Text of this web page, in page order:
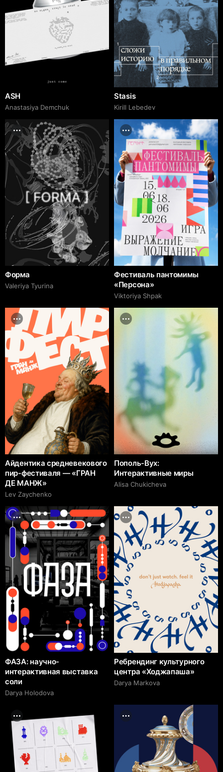
ASH
Anastasiya Demchuk
Stasis
Kirill Lebedev
Форма
Valeriya Tyurina
Фестиваль пантомимы
«Персона»
Viktoriya Shpak
Айдентика средневекового
пир-фестиваля — «ГРАН
ДЕ МАНЖ»
Lev Zaychenko
Пополь-Вух:
Интерактивные миры
Alisa Chukicheva
ФАЗА: научно-
интерактивная выставка
соли
Darya Holodova
Ребрендинг культурного
центра «Ходжапаша»
Darya Markova